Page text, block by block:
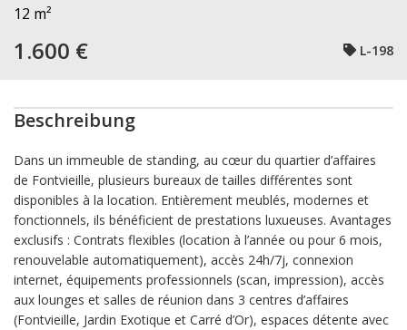
12 m²
1.600 € L-198
Beschreibung
Dans un immeuble de standing, au cœur du quartier d’affaires
de Fontvieille, plusieurs bureaux de tailles différentes sont
disponibles à la location. Entièrement meublés, modernes et
fonctionnels, ils bénéficient de prestations luxueuses. Avantages
exclusifs : Contrats flexibles (location à l’année ou pour 6 mois,
renouvelable automatiquement), accès 24h/7j, connexion
internet, équipements professionnels (scan, impression), accès
aux lounges et salles de réunion dans 3 centres d’affaires
(Fontvieille, Jardin Exotique et Carré d’Or), espaces détente avec